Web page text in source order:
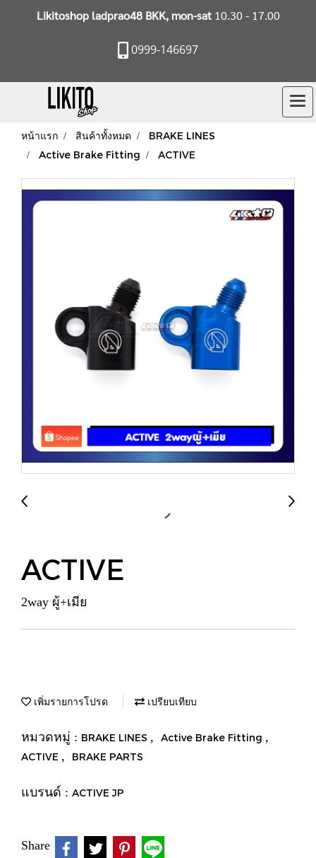
Likitoshop ladprao48 BKK, mon-sat10.30 - 17.00
0999-146697
หน้าแรก สินค้าทั้งหมด
BRAKE LINES
Active Brake Fitting
ACTIVE
ACTIVE
2way ผู้+เมีย
เพิ่มรายการโปรด เปรียบเทียบ
หมวดหมู่ : BRAKE LINES , Active Brake Fitting ,
ACTIVE , BRAKE PARTS
แบรนด์ : ACTIVE JP
Share